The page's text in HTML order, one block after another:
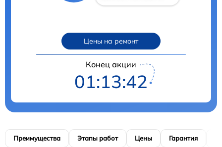
Цены на ремонт
Конец акции
01:13:41
Преимущества Этапы работ Цены Гарантия